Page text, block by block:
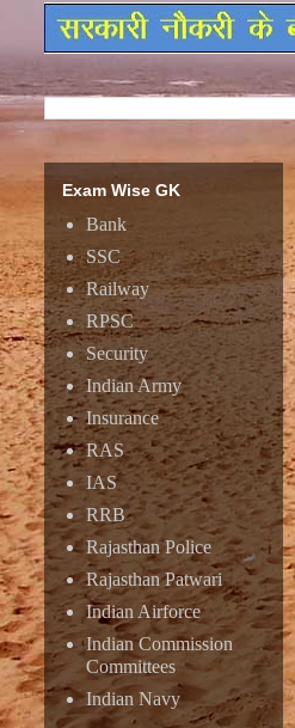
Exam Wise GK
Bank
SSC
Railway
RPSC
Security
Indian Army
Insurance
RAS
IAS
RRB
Rajasthan Police
Rajasthan Patwari
Indian Airforce
Indian Commission
Committees
Indian Navy